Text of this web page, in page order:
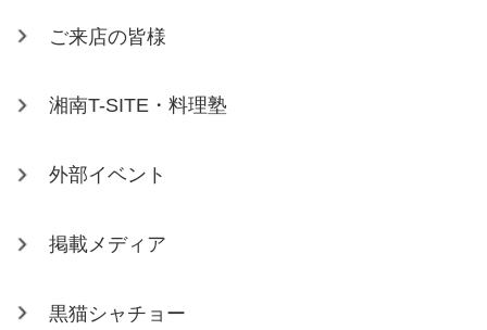
ご来店の皆様
湘南T-SITE・料理塾
外部イベント
掲載メディア
黒猫シャチョー